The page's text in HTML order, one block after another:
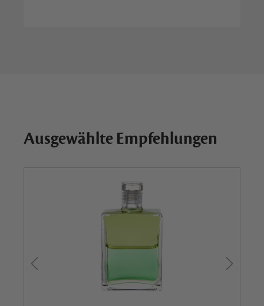
Ausgewählte Empfehlungen